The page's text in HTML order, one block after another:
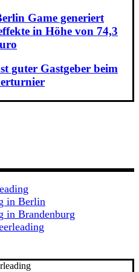
Game generiert
in Höhe von 74,3
guter Gastgeber beim
in Berlin
in Brandenburg